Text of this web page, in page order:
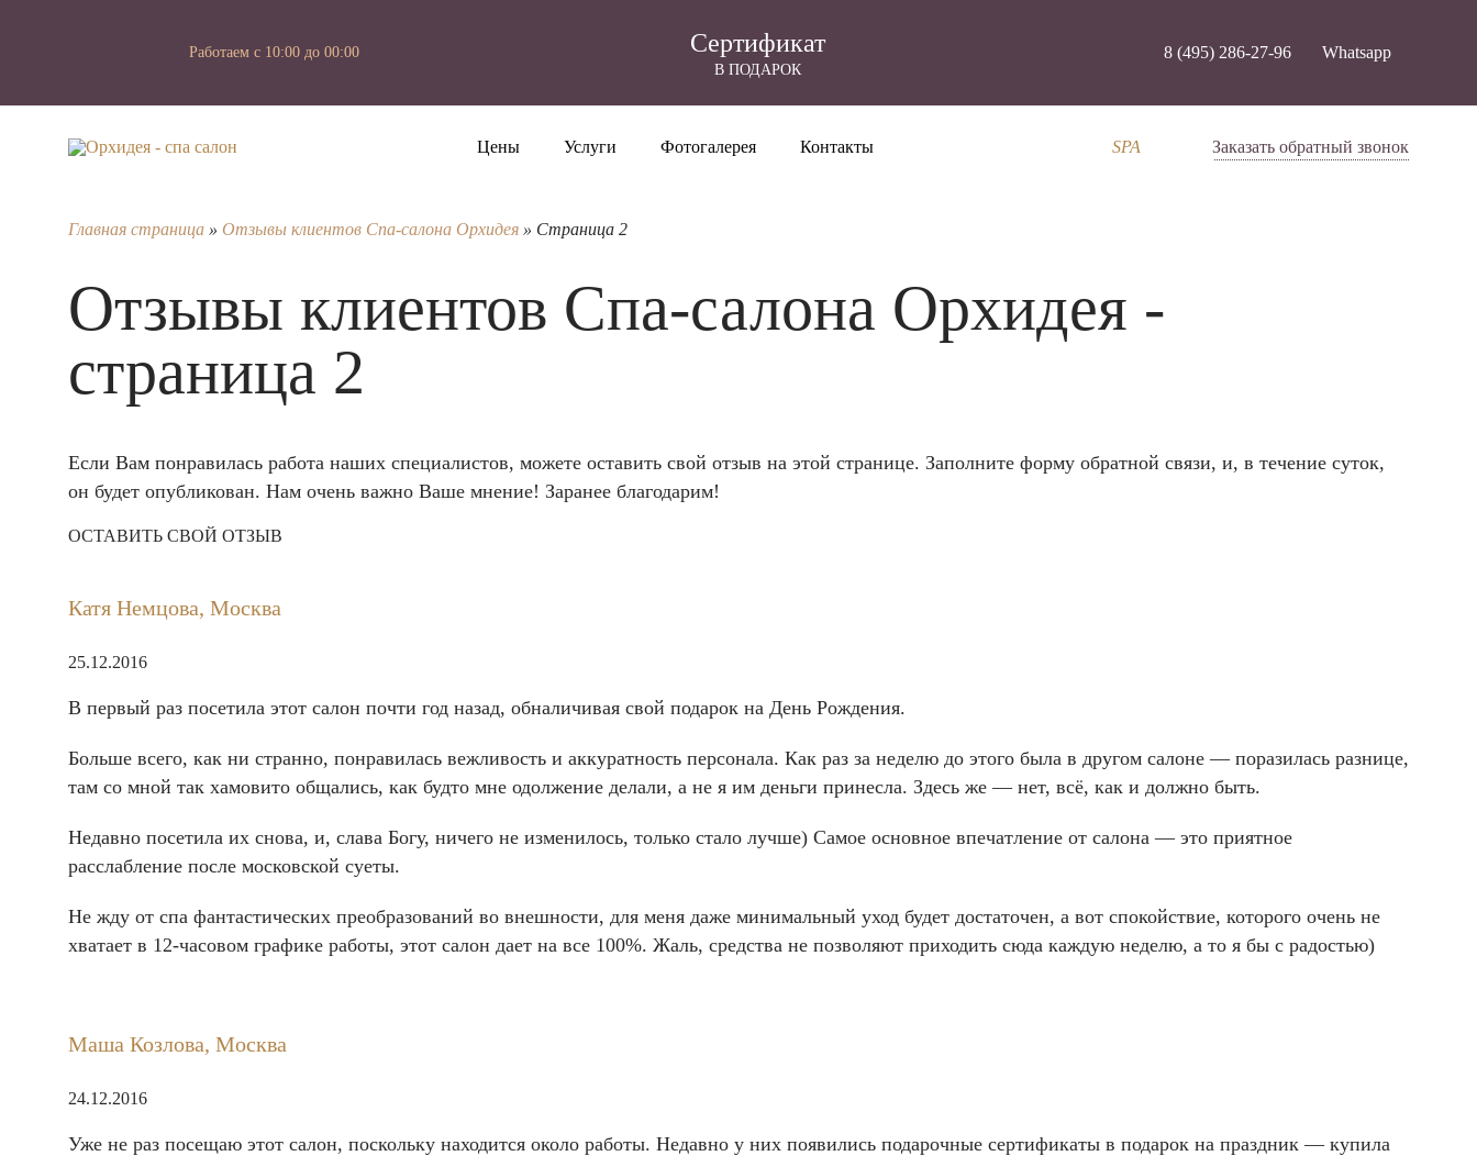
Работаем с 10:00 до 00:00 Cертификат
В ПОДАРОК
8 (495) 286-27-96 Whatsapp
Цены Услуги Фотогалерея Контакты SPA Заказать обратный звонок
Главная страница » Отзывы клиентов Спа-салона Орхидея » Страница 2
Отзывы клиентов Спа-салона Орхидея -
страница 2
Если Вам понравилась работа наших специалистов, можете оставить свой отзыв на этой странице. Заполните форму обратной связи, и, в течение суток,
он будет опубликован. Нам очень важно Ваше мнение! Заранее благодарим!
ОСТАВИТЬ СВОЙ ОТЗЫВ
Катя Немцова, Москва
25.12.2016
В первый раз посетила этот салон почти год назад, обналичивая свой подарок на День Рождения.
Больше всего, как ни странно, понравилась вежливость и аккуратность персонала. Как раз за неделю до этого была в другом салоне — поразилась разнице,
там со мной так хамовито общались, как будто мне одолжение делали, а не я им деньги принесла. Здесь же — нет, всё, как и должно быть.
Недавно посетила их снова, и, слава Богу, ничего не изменилось, только стало лучше) Самое основное впечатление от салона — это приятное
расслабление после московской суеты.
Не жду от спа фантастических преобразований во внешности, для меня даже минимальный уход будет достаточен, а вот спокойствие, которого очень не
хватает в 12-часовом графике работы, этот салон дает на все 100%. Жаль, средства не позволяют приходить сюда каждую неделю, а то я бы с радостью)
Маша Козлова, Москва
24.12.2016
Уже не раз посещаю этот салон, поскольку находится около работы. Недавно у них появились подарочные сертификаты в подарок на праздник — купила